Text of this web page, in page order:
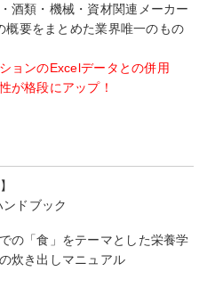
酒類・機械・資材関連メーカー
概要をまとめた業界唯一のもの
ョンのExcelデータとの併用
が格段にアップ！
ドブック
の「食」をテーマとした栄養学
炊き出しマニュアル